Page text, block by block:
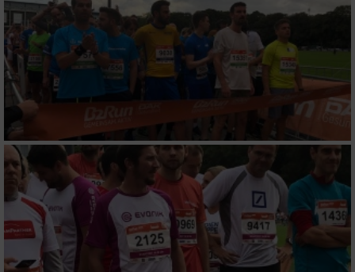
Analyse von Zielgruppen durch Statistiken
oder Kombinationen von Daten aus
verschiedenen Quellen
Entwicklung und Verbesserung der Angebote
Verwendung reduzierter Daten zur Auswahl
von Inhalten
IAB-Besonderheiten:
Verwendung genauer Standortdaten
Geräte anhand von aktiv angeforderten
Informationen identifizieren